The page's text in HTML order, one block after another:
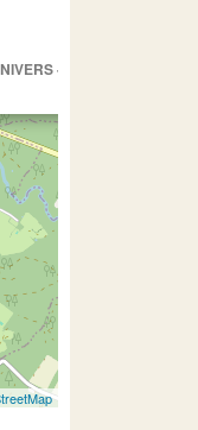
-